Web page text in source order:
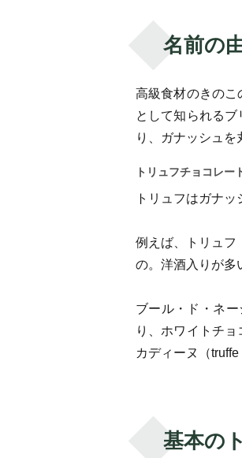
名前の
高級食材のきのこ
として知られる
り、ガナッシュを
トリュフチョコレー
トリュフはガナ
例えば、トリュフ
の。洋酒入りが多
ブール・ド・ネ
り、ホワイトチ
カディーヌ（
基本の